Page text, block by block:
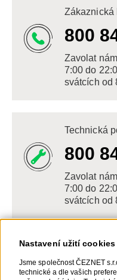
Nastavení užití
Jsme společnost ČEZNET
technické a dle vašich
Zákaznická
800
Zavolat
7:00 do
svátcích od
Technická
800
Zavolat
7:00 do
svátcích od
Napište